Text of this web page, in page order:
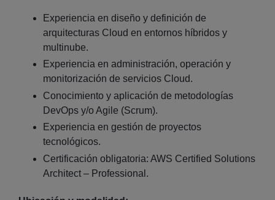
Experiencia en diseño y definición de
arquitecturas Cloud en entornos híbridos y
multinube.
Experiencia en administración, operación y
monitorización de servicios Cloud.
Conocimiento y aplicación de metodologías
DevOps y/o Agile (Scrum).
Experiencia en gestión de proyectos
tecnológicos.
Certificación obligatoria: AWS Certified Solutions
Architect – Professional.